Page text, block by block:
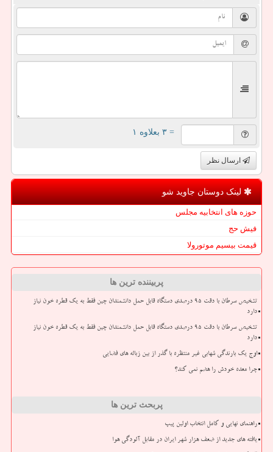
= ۳ بعلاوه ۱
ارسال نظر
لینک دوستان جاوید شو
حوزه های انتخابیه مجلس
فیش حج
قیمت بیسیم موتورولا
پربیننده ترین ها
تشخیص سرطان با دقت ۹۵ درصدی دستگاه قابل حمل دانشمندان چین فقط به یک قطره خون نیاز
دارد
تشخیص سرطان با دقت ۹۵ درصدی دستگاه قابل حمل دانشمندان چین فقط به یک قطره خون نیاز
دارد
اوج یک بارندگی شهابی غیر منتظره با گذر از بین زباله های فضایی
چرا معده خودش را هضم نمی کند؟
پربحث ترین ها
راهنمای نهایی و کامل انتخاب اولین پیپ
یافته های جدید از ضعف هزار شهر ایران در مقابل آلودگی هوا